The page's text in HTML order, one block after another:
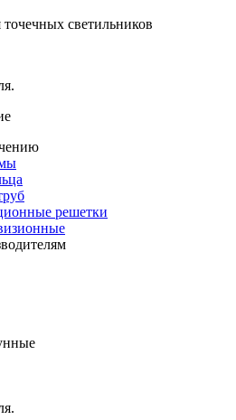
светильников
решетки